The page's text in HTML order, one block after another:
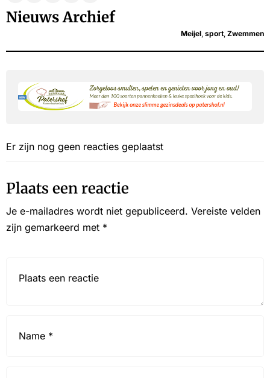
Nieuws Archief
Meijel, sport, Zwemmen
Er zijn nog geen reacties geplaatst
Plaats een reactie
Je e-mailadres wordt niet gepubliceerd. Vereiste velden
zijn gemarkeerd met *